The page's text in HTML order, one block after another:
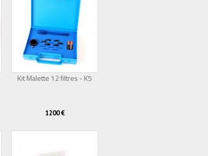
Kit Malette 12 filtres - K5
1200 €